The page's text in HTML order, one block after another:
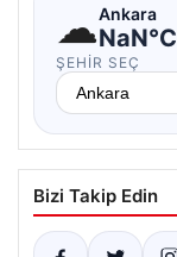
☁Ankara
NaN°C
ŞEHIR SEÇ
Bizi Takip Edin